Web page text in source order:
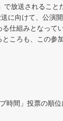
で放送されるこ
に向けて、公演
仕組みとなって
ころも、この参
時間」投票の順